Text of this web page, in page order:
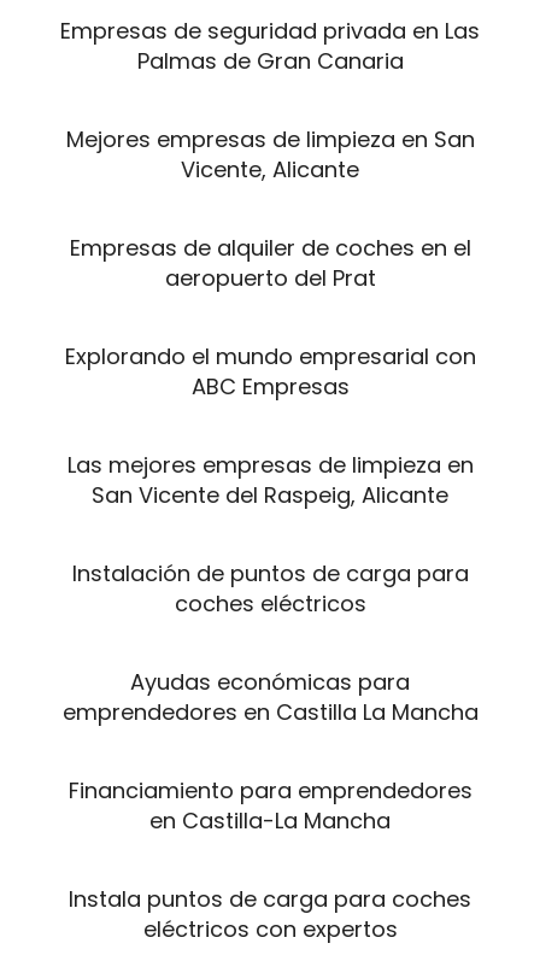
Empresas de seguridad privada en Las
Palmas de Gran Canaria
Mejores empresas de limpieza en San
Vicente, Alicante
Empresas de alquiler de coches en el
aeropuerto del Prat
Explorando el mundo empresarial con
ABC Empresas
Las mejores empresas de limpieza en
San Vicente del Raspeig, Alicante
Instalación de puntos de carga para
coches eléctricos
Ayudas económicas para
emprendedores en Castilla La Mancha
Financiamiento para emprendedores
en Castilla-La Mancha
Instala puntos de carga para coches
eléctricos con expertos